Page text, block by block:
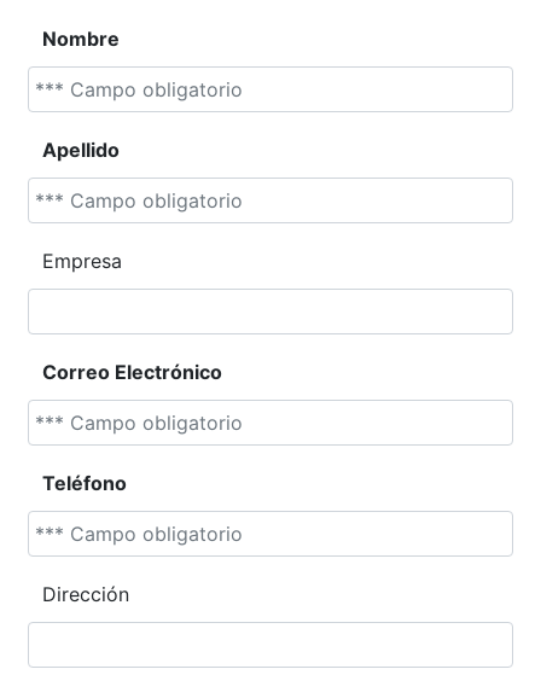
Nombre
Apellido
Empresa
Correo Electrónico
Teléfono
Dirección